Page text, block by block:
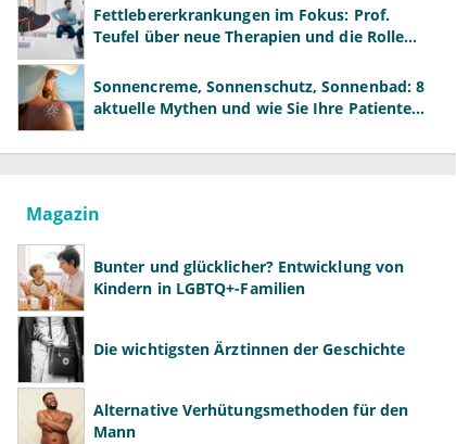
Fettlebererkrankungen im Fokus: Prof.
Teufel über neue Therapien und die Rolle
Sonnencreme, Sonnenschutz, Sonnenbad: 8
aktuelle Mythen und wie Sie Ihre Patienten
Magazin
Bunter und glücklicher? Entwicklung von
Kindern in LGBTQ+-Familien
Die wichtigsten Ärztinnen der Geschichte
Alternative Verhütungsmethoden für den
Mann